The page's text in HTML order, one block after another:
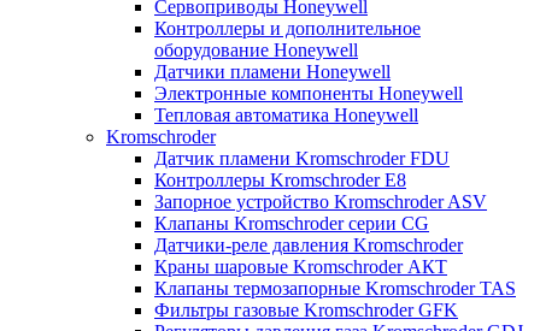
Сервоприводы Honeywell
Контроллеры и дополнительное
оборудование Honeywell
Датчики пламени Honeywell
Электронные компоненты Honeywell
Тепловая автоматика Honeywell
Kromschroder
Датчик пламени Kromschroder FDU
Контроллеры Kromschroder E8
Запорное устройство Kromschroder ASV
Клапаны Kromschroder серии CG
Датчики-реле давления Kromschroder
Краны шаровые Kromschroder АКТ
Клапаны термозапорные Kromschroder TAS
Фильтры газовые Kromschroder GFK